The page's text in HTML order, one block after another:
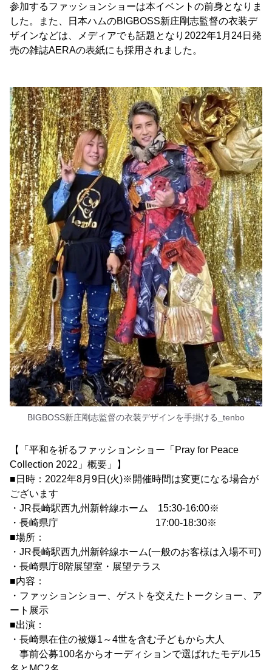
参加するファッションショーは本イベントの前身となりま
した。また、日本ハムのBIGBOSS新庄剛志監督の衣装デ
ザインなどは、メディアでも話題となり2022年1月24日発
売の雑誌AERAの表紙にも採用されました。
BIGBOSS新庄剛志監督の衣装デザインを手掛ける_tenbo
【「平和を祈るファッションショー「Pray for Peace
Collection 2022」概要」】
■日時：2022年8月9日(火)※開催時間は変更になる場合が
ございます
・JR長崎駅西九州新幹線ホーム 15:30-16:00※
・長崎県庁 17:00-18:30※
■場所：
・JR長崎駅西九州新幹線ホーム(一般のお客様は入場不可)
・長崎県庁8階展望室・展望テラス
■内容：
・ファッションショー、ゲストを交えたトークショー、ア
ート展示
■出演：
・長崎県在住の被爆1～4世を含む子どもから大人
事前公募100名からオーディションで選ばれたモデル15